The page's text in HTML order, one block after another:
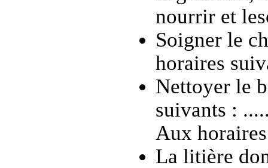
nourrir et
Soigner le
horaires
Nettoyer le
suivants :
Aux
La litière